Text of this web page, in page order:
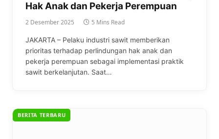
Hak Anak dan Pekerja Perempuan
2 Desember 2025 5 Mins Read
JAKARTA – Pelaku industri sawit memberikan
prioritas terhadap perlindungan hak anak dan
pekerja perempuan sebagai implementasi praktik
sawit berkelanjutan. Saat…
BERITA TERBARU